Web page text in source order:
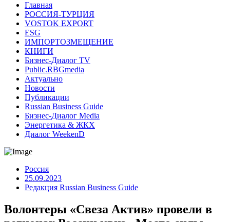
Главная
РОССИЯ-ТУРЦИЯ
VOSTOK EXPORT
ESG
ИМПОРТОЗМЕЩЕНИЕ
КНИГИ
Бизнес-Диалог TV
Public.RBGmedia
Актуально
Новости
Публикации
Russian Business Guide
Бизнес-Диалог Media
Энергетика & ЖКХ
Диалог WeekenD
Россия
25.09.2023
Редакция Russian Business Guide
Волонтеры «Свеза Актив» провели в